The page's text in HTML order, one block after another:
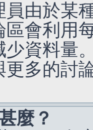
員由於某
區會利用
少資料量
更多的討
麼？